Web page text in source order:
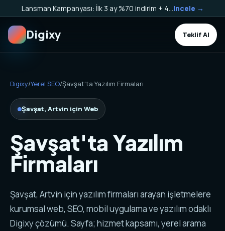
Incele →
Digixy Teklif Al
Digixy/Yerel SEO/Şavşat'ta Yazılım Firmaları
Şavşat, Artvin için Web
Şavşat'ta Yazılım
Firmaları
Şavşat, Artvin için yazılım firmaları arayan işletmelere
kurumsal web, SEO, mobil uygulama ve yazılım odaklı
Digixy çözümü. Sayfa; hizmet kapsamı, yerel arama